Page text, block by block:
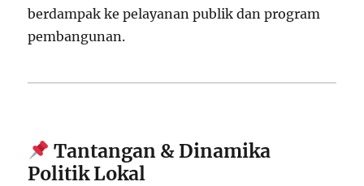
berdampak ke pelayanan publik dan program
pembangunan.
Tantangan & Dinamika
Politik Lokal